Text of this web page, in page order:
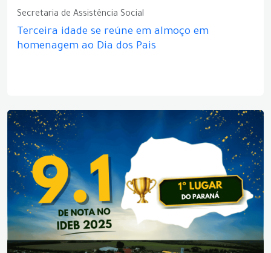
Secretaria de Assistência Social
Terceira idade se reúne em almoço em
homenagem ao Dia dos Pais